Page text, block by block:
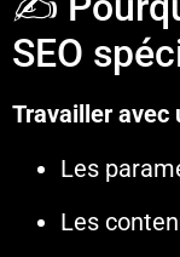
SEO
Travailler avec
Les
Les